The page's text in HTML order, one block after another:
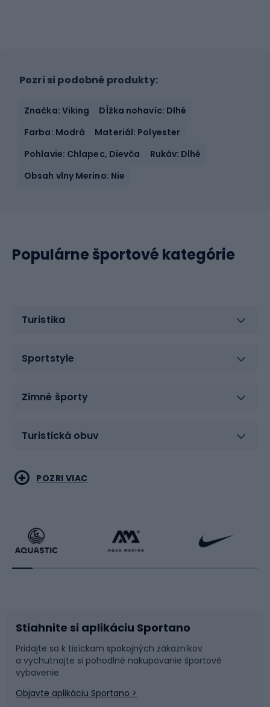
Pozri si podobné produkty:
Značka: Viking
Dĺžka nohavíc: Dlhé
Farba: Modrá
Materiál: Polyester
Pohlavie: Chlapec, Dievča
Rukáv: Dlhé
Obsah vlny Merino: Nie
Populárne športové kategórie
Turistika
Sportstyle
Zimné športy
Turistická obuv
Vodné športy
Beh
Príslušenstvo k bicyklom
Časti bicyklov
Bojové umenia
Raketové športy
Sane a kĺzačky
Snowboard
POZRI VIAC
Stiahnite si aplikáciu Sportano
Pridajte sa k tisíckam spokojných zákazníkov
a vychutnajte si pohodlné nakupovanie športové
vybavenie
Objavte aplikáciu Sportano >